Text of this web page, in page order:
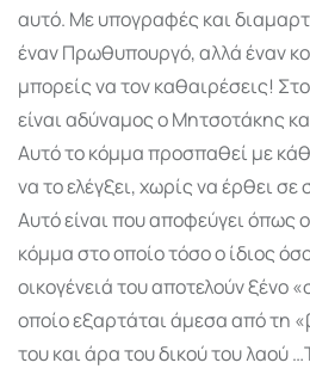
αυτό. Με υπογραφές και
έναν Πρωθυπουργό, αλλά έναν
μπορείς να τον καθαιρέσεις!
είναι αδύναμος ο Μητσοτάκης
Αυτό το κόμμα προσπαθεί με
να το ελέγξει, χωρίς να έρθει
Αυτό είναι που αποφεύγει όπως
κόμμα στο οποίο τόσο ο ίδιος
οικογένειά του αποτελούν ξένο
οποίο εξαρτάται άμεσα από τη
του και άρα του δικού του λαού